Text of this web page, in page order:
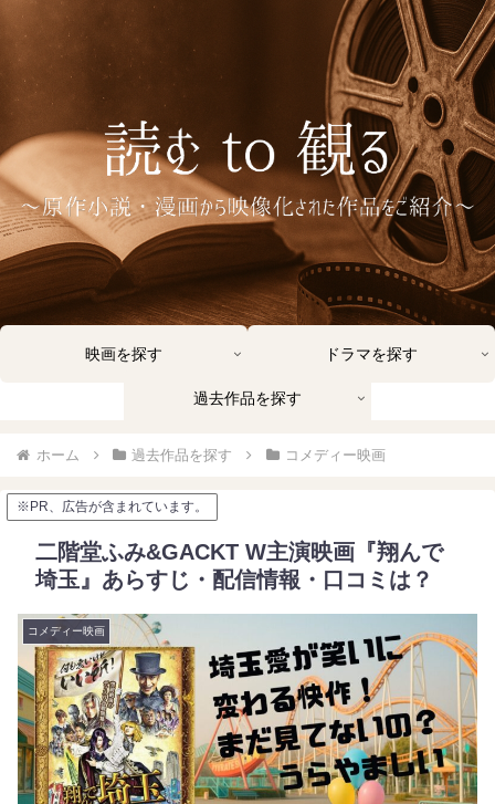
映画を探す ドラマを探す
過去作品を探す
ホーム 過去作品を探す コメディー映画
※PR、広告が含まれています。
二階堂ふみ&GACKT W主演映画『翔んで
埼玉』あらすじ・配信情報・口コミは？
コメディー映画